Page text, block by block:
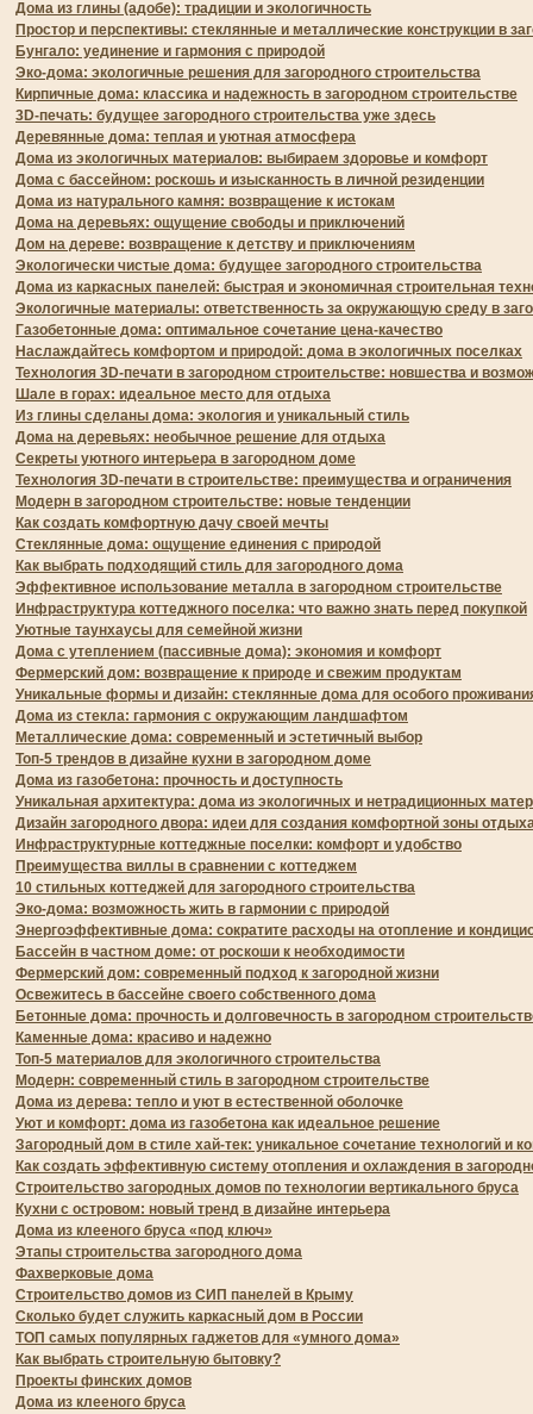
Дома из глины (адобе): традиции и экологичность
Простор и перспективы: стеклянные и металлические конструкции в
Бунгало: уединение и гармония с природой
Эко-дома: экологичные решения для загородного строительства
Кирпичные дома: классика и надежность в загородном строительстве
3D-печать: будущее загородного строительства уже здесь
Деревянные дома: теплая и уютная атмосфера
Дома из экологичных материалов: выбираем здоровье и комфорт
Дома с бассейном: роскошь и изысканность в личной резиденции
Дома из натурального камня: возвращение к истокам
Дома на деревьях: ощущение свободы и приключений
Дом на дереве: возвращение к детству и приключениям
Экологически чистые дома: будущее загородного строительства
Дома из каркасных панелей: быстрая и экономичная строительная
Экологичные материалы: ответственность за окружающую среду в
Газобетонные дома: оптимальное сочетание цена-качество
Наслаждайтесь комфортом и природой: дома в экологичных поселках
Технология 3D-печати в загородном строительстве: новшества и
Шале в горах: идеальное место для отдыха
Из глины сделаны дома: экология и уникальный стиль
Дома на деревьях: необычное решение для отдыха
Секреты уютного интерьера в загородном доме
Технология 3D-печати в строительстве: преимущества и ограничения
Модерн в загородном строительстве: новые тенденции
Как создать комфортную дачу своей мечты
Стеклянные дома: ощущение единения с природой
Как выбрать подходящий стиль для загородного дома
Эффективное использование металла в загородном строительстве
Инфраструктура коттеджного поселка: что важно знать перед покупкой
Уютные таунхаусы для семейной жизни
Дома с утеплением (пассивные дома): экономия и комфорт
Фермерский дом: возвращение к природе и свежим продуктам
Уникальные формы и дизайн: стеклянные дома для особого
Дома из стекла: гармония с окружающим ландшафтом
Металлические дома: современный и эстетичный выбор
Топ-5 трендов в дизайне кухни в загородном доме
Дома из газобетона: прочность и доступность
Уникальная архитектура: дома из экологичных и нетрадиционных
Дизайн загородного двора: идеи для создания комфортной зоны
Инфраструктурные коттеджные поселки: комфорт и удобство
Преимущества виллы в сравнении с коттеджем
10 стильных коттеджей для загородного строительства
Эко-дома: возможность жить в гармонии с природой
Энергоэффективные дома: сократите расходы на отопление и
Бассейн в частном доме: от роскоши к необходимости
Фермерский дом: современный подход к загородной жизни
Освежитесь в бассейне своего собственного дома
Бетонные дома: прочность и долговечность в загородном
Каменные дома: красиво и надежно
Топ-5 материалов для экологичного строительства
Модерн: современный стиль в загородном строительстве
Дома из дерева: тепло и уют в естественной оболочке
Уют и комфорт: дома из газобетона как идеальное решение
Загородный дом в стиле хай-тек: уникальное сочетание технологий и
Как создать эффективную систему отопления и охлаждения в
Строительство загородных домов по технологии вертикального бруса
Кухни с островом: новый тренд в дизайне интерьера
Дома из клееного бруса «под ключ»
Этапы строительства загородного дома
Фахверковые дома
Строительство домов из СИП панелей в Крыму
Сколько будет служить каркасный дом в России
ТОП самых популярных гаджетов для «умного дома»
Как выбрать строительную бытовку?
Проекты финских домов
Дома из клееного бруса